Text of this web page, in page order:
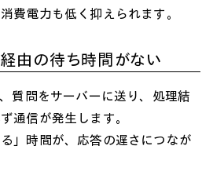
費電力も低く抑えられます。
由の待ち時間がない
質問をサーバーに送り、処理結
通信が発生します。
」時間が、応答の遅さにつなが